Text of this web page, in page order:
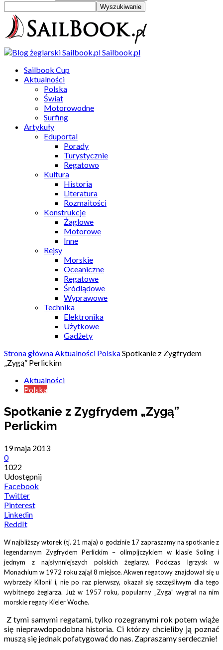
Sailbook.pl
Sailbook Cup
Aktualności
Polska
Świat
Motorowodne
Surfing
Artykuły
Eduportal
Porady
Turystycznie
Regatowo
Kultura
Historia
Literatura
Rozmaitości
Konstrukcje
Żaglowe
Motorowe
Inne
Rejsy
Morskie
Oceaniczne
Regatowe
Śródlądowe
Wyprawowe
Technika
Elektronika
Użytkowe
Gadżety
Strona głównaAktualności PolskaSpotkanie z Zygfrydem
„Zygą” Perlickim
Aktualności
Polska
Spotkanie z Zygfrydem „Zygą”
Perlickim
19 maja 2013
0
1022
Udostępnij
Facebook
Twitter
Pinterest
Linkedin
ReddIt
W najbliższy wtorek (tj. 21 maja) o godzinie 17 zapraszamy na spotkanie z
legendarnym Zygfrydem Perlickim – olimpijczykiem w klasie Soling i
jednym z najsłynniejszych polskich żeglarzy. Podczas Igrzysk w
Monachium w 1972 roku zajął 8 miejsce. Akwen regatowy znajdował się u
wybrzeży Kilonii i, nie po raz pierwszy, okazał się szczęśliwym dla tego
wybitnego żeglarza. Już w 1957 roku, popularny „Zyga” wygrał na nim
morskie regaty Kieler Woche.
Z tymi samymi regatami, tylko rozegranymi rok potem wiąże
się nieprawdopodobna historia. Ci którzy chcieliby ją poznać
muszą się jednak pofatygować do nas. Zapraszamy serdecznie!